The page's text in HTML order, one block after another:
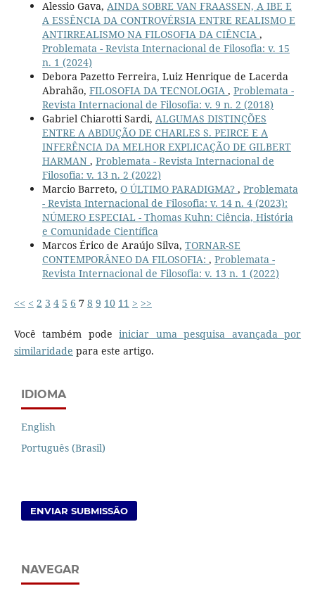
Alessio Gava, AINDA SOBRE VAN FRAASSEN, A IBE E
A ESSÊNCIA DA CONTROVÉRSIA ENTRE REALISMO E
ANTIRREALISMO NA FILOSOFIA DA CIÊNCIA ,
Problemata - Revista Internacional de Filosofia: v. 15
n. 1 (2024)
Debora Pazetto Ferreira, Luiz Henrique de Lacerda
Abrahão, FILOSOFIA DA TECNOLOGIA , Problemata -
Revista Internacional de Filosofia: v. 9 n. 2 (2018)
Gabriel Chiarotti Sardi, ALGUMAS DISTINÇÕES
ENTRE A ABDUÇÃO DE CHARLES S. PEIRCE E A
INFERÊNCIA DA MELHOR EXPLICAÇÃO DE GILBERT
HARMAN , Problemata - Revista Internacional de
Filosofia: v. 13 n. 2 (2022)
Marcio Barreto, O ÚLTIMO PARADIGMA? , Problemata
- Revista Internacional de Filosofia: v. 14 n. 4 (2023):
NÚMERO ESPECIAL - Thomas Kuhn: Ciência, História
e Comunidade Científica
Marcos Érico de Araújo Silva, TORNAR-SE
CONTEMPORÂNEO DA FILOSOFIA: , Problemata -
Revista Internacional de Filosofia: v. 13 n. 1 (2022)
<< < 2 3 4 5 6 7 8 9 10 11 > >>
Você também podeiniciar uma pesquisa avançada por
similaridade para este artigo.
IDIOMA
English
Português (Brasil)
ENVIAR SUBMISSÃO
NAVEGAR